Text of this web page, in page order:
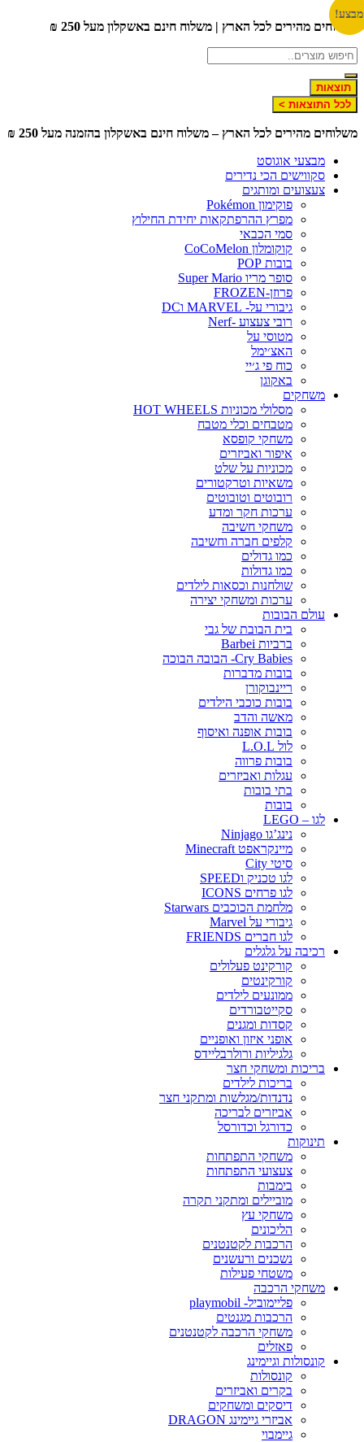
מהירים לכל הארץ | משלוח חינם באשקלון מעל 250 ₪
תוצאות
לכל התוצאות >
מהירים לכל הארץ – משלוח חינם באשקלון בהזמנה מעל 250 ₪
מבצעי אוגוסט
סקווישים הכי נדירים
צעצועים ומותגים
פוקימון Pokémon
מפרץ ההרפתקאות יחידת החילוץ
סמי הכבאי
קוקומלון CoCoMelon
בובות POP
סופר מריו Super Mario
פרוזן-FROZEN
גיבורי על- MARVEL וDC
רובי צעצוע -Nerf
מטוסי על
האצ׳ימל
כוח פי ג׳יי
באקוגן
משחקים
מסלולי מכוניות HOT WHEELS
מטבחים וכלי מטבח
משחקי קופסא
איפור ואביזרים
מכוניות על שלט
משאיות וטרקטורים
רובוטים וטובוטים
ערכות חקר ומדע
משחקי חשיבה
קלפים חברה וחשיבה
כמו גדולים
כמו גדולות
שולחנות וכסאות לילדים
ערכות ומשחקי יצירה
עולם הבובות
בית הבובת של גבי
ברביות Barbei
Cry Babies- הבובה הבוכה
בובות מדברות
ריינבוקורן
בובות כוכבי הילדים
מאשה והדב
בובות אופנה ואיסוף
לול L.O.L
בובות פרווה
עגלות ואביזרים
בתי בובות
בובות
לגו – LEGO
נינג’גו Ninjago
מיינקראפט Minecraft
סיטי City
לגו טכניק וSPEED
לגו פרחים ICONS
מלחמת הכוכבים Starwars
גיבורי על Marvel
לגו חברים FRIENDS
רכיבה על גלגלים
קורקינט פעלולים
קורקינטים
ממונעים לילדים
סקייטבורדים
קסדות ומגנים
אופני איזון ואופניים
גלגיליות ורולרבליידס
בריכות ומשחקי חצר
בריכות לילדים
נדנדות/מגלשות ומתקני חצר
אביזרים לבריכה
כדורגל וכדורסל
תינוקות
משחקי התפתחות
צעצועי התפתחות
בימבות
מוביילים ומתקני תקרה
משחקי עץ
הליכונים
הרכבות לקטנטנים
נשכנים ורעשנים
משטחי פעילות
משחקי הרכבה
פליימוביל- playmobil
הרכבות מגנטים
משחקי הרכבה לקטנטנים
פאזלים
קונסולות וגיימינג
קונסולות
בקרים ואביזרים
דיסקים ומשחקים
אביזרי גיימינג DRAGON
גיימבוי